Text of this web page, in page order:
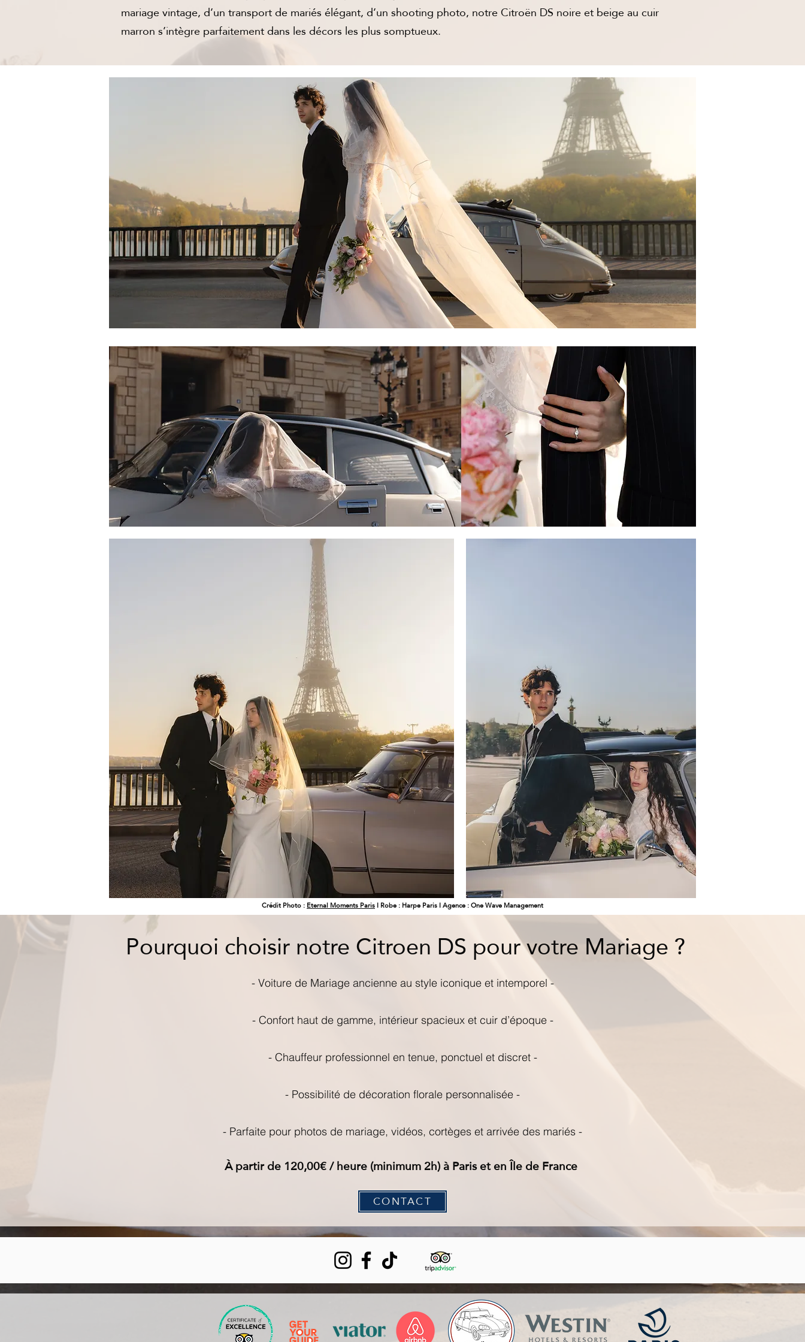
mariage vintage, d’un transport de mariés élégant, d’un shooting photo, notre Citroën DS noire et beige au cuir
marron s’intègre parfaitement dans les décors les plus somptueux.
Crédit Photo :Eternal Moments ParisI Robe : Harpe Paris I Agence : One Wave Management
Pourquoi choisir notre Citroen DS pour votre Mariage ?
- Voiture de Mariage ancienne au style iconique et intemporel -
- Confort haut de gamme, intérieur spacieux et cuir d’époque -
- Chauffeur professionnel en tenue, ponctuel et discret -
- Possibilité de décoration florale personnalisée -
- Parfaite pour photos de mariage, vidéos, cortèges et arrivée des mariés -
À partir de 120,00€ / heure (minimum 2h) à Paris et en Île de France
CONTACT